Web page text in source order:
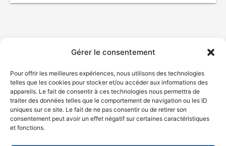
Gérer le consentement
Pour offrir les meilleures expériences, nous utilisons des technologies
telles que les cookies pour stocker et/ou accéder aux informations des
appareils. Le fait de consentir à ces technologies nous permettra de
traiter des données telles que le comportement de navigation ou les ID
uniques sur ce site. Le fait de ne pas consentir ou de retirer son
consentement peut avoir un effet négatif sur certaines caractéristiques
et fonctions.